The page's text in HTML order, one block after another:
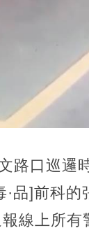
路口巡邏
品]前科的
線上所有